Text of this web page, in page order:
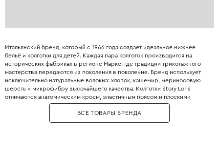
Итальянский бренд, который с 1966 года создает идеальное нижнее
бельё и колготки для детей. Каждая пара колготок производится на
исторических фабриках в регионе Марке, где традиции трикотажного
мастерства передаются из поколения в поколение. Бренд использует
исключительно натуральные волокна: хлопок, кашемир, мериносовую
шерсть и микрофибру высочайшего качества. Колготки Story Loris
отличаются анатомическим кроем, эластичным поясом и плоскими
швами, которые не натирают нежную кожу. Story Loris выпускает как
базовые модели пастельных тонов, так и праздничные варианты с
кружевом и нежными аппликациями. Колготки с эффектом «второй
ВСЕ ТОВАРЫ БРЕНДА